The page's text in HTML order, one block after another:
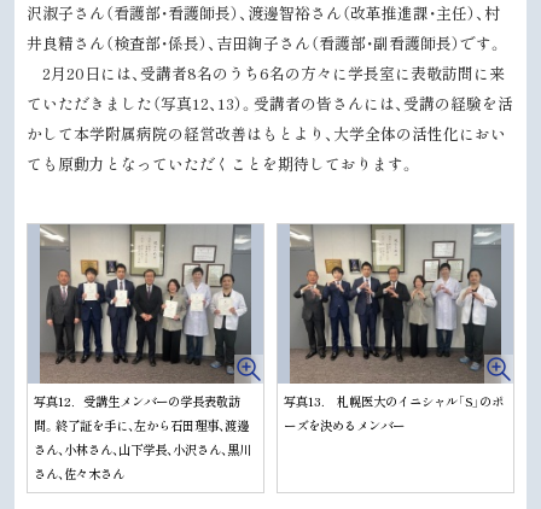
沢淑子さん（看護部・看護師長）、渡邊智裕さん（改革推進課・主任）、村
井良精さん（検査部・係長）、吉田絢子さん（看護部・副看護師長）です。
2月20日には、受講者8名のうち6名の方々に学長室に表敬訪問に来
ていただきました（写真12、13）。受講者の皆さんには、受講の経験を活
かして本学附属病院の経営改善はもとより、大学全体の活性化におい
ても原動力となっていただくことを期待しております。
写真12．受講生メンバーの学長表敬訪
問。終了証を手に、左から石田理事、渡邊
さん、小林さん、山下学長、小沢さん、黒川
さん、佐々木さん
写真13. 札幌医大のイニシャル「S」のポ
ーズを決めるメンバー